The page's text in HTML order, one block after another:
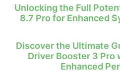
Unlocking the Full
8.7 Pro for Enhanced
Discover the Ultimate
Driver Booster 3 Pro
Enhanced